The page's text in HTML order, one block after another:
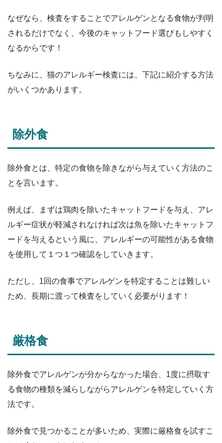
なぜなら、検査をすることでアレルゲンとなる食物が判明
されるだけでなく、今後のキャットフード選びもしやすく
なるからです！
ちなみに、猫のアレルギー検査には、下記に紹介する方法
がいくつかあります。
除外食
除外食とは、特定の食物を除きながら与えていく方法のこ
とを言います。
例えば、まずは鶏肉を除いたキャットフードを与え、アレ
ルギー症状が軽減されなければ次は魚を除いたキャットフ
ードを与えるという風に、アレルギーの可能性がある食物
を使用して１つ１つ確認をしていきます。
ただし、1回の食事でアレルゲンを特定することは難しい
ため、長期に渡って検査をしていく必要がります！
厳格食
除外食でアレルゲンが分からなかった場合、1度に摂取す
る食物の種類を減らしながらアレルゲンを特定していく方
法です。
除外食で見つかることが多いため、実際に厳格食を試すこ